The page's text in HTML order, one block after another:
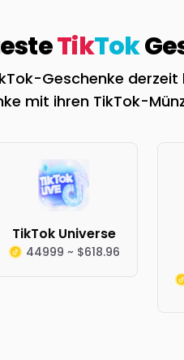
TikTok
Geschenke
mit ihren TikTok-
TikTok Universe
44999 ~ $618.96